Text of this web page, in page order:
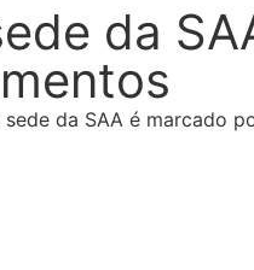
da
da SAA é marcado